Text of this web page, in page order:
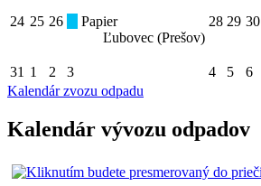
24 25 26
Papier
Ľubovec (Prešov)
28 29 30
31 1 2 3 4 5
6
Kalendár zvozu odpadu
Kalendár vývozu odpadov